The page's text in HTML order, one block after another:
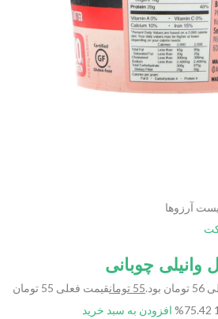
آرزوها
وانیلی چوبانی
55 تومان
قیمت فعلی 55 تومان
75.42% افزودن به سبد خرید